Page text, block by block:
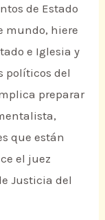
de Estado
mundo, hiere
e Iglesia y
políticos del
preparar
que están
el juez
Justicia del